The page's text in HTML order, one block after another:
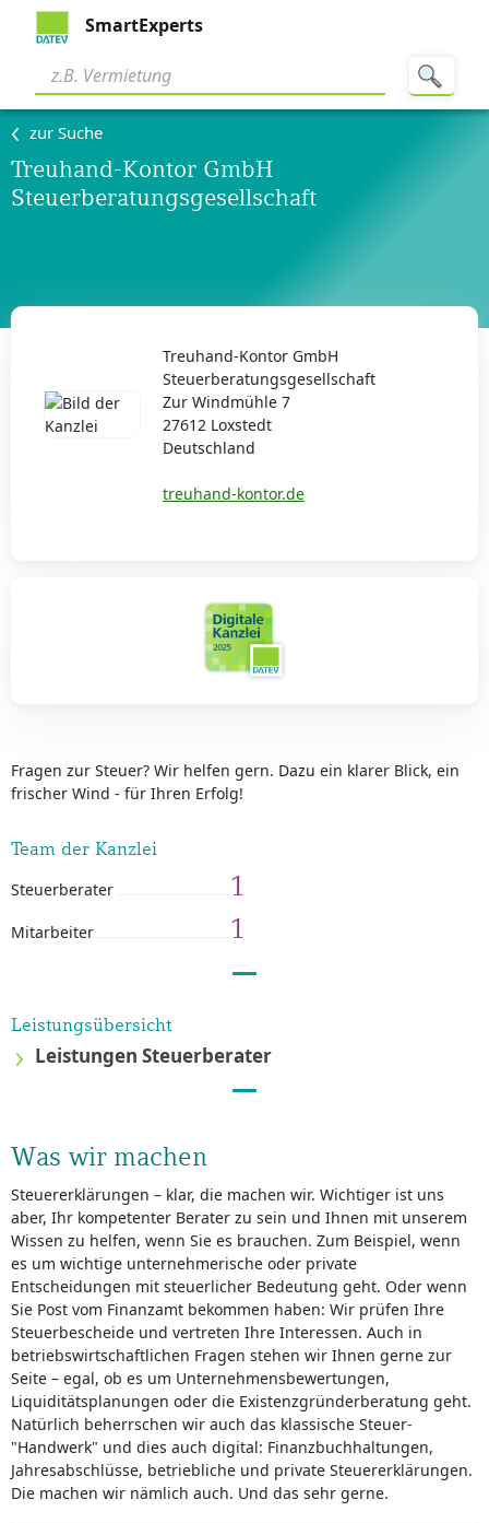
SmartExperts
zur Suche
Treuhand-Kontor GmbH
Steuerberatungsgesellschaft
Fragen zur Steuer? Wir helfen gern. Dazu ein klarer Blick, ein
frischer Wind - für Ihren Erfolg!
Team der Kanzlei
Steuerberater 1
Mitarbeiter 1
Leistungsübersicht
Leistungen Steuerberater
Was wir machen
Steuererklärungen – klar, die machen wir. Wichtiger ist uns
aber, Ihr kompetenter Berater zu sein und Ihnen mit unserem
Wissen zu helfen, wenn Sie es brauchen. Zum Beispiel, wenn
es um wichtige unternehmerische oder private
Entscheidungen mit steuerlicher Bedeutung geht. Oder wenn
Sie Post vom Finanzamt bekommen haben: Wir prüfen Ihre
Steuerbescheide und vertreten Ihre Interessen. Auch in
betriebswirtschaftlichen Fragen stehen wir Ihnen gerne zur
Seite – egal, ob es um Unternehmensbewertungen,
Liquiditätsplanungen oder die Existenzgründerberatung geht.
Natürlich beherrschen wir auch das klassische Steuer-
"Handwerk" und dies auch digital: Finanzbuchhaltungen,
Jahresabschlüsse, betriebliche und private Steuererklärungen.
Die machen wir nämlich auch. Und das sehr gerne.
Treuhand-Kontor GmbH
Steuerberatungsgesellschaft
Zur Windmühle 7
27612 Loxstedt
Deutschland
treuhand-kontor.de